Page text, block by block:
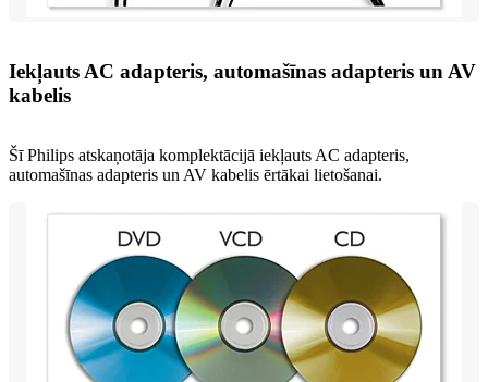
Iekļauts AC adapteris, automašīnas adapteris un AV
kabelis
Šī Philips atskaņotāja komplektācijā iekļauts AC adapteris,
automašīnas adapteris un AV kabelis ērtākai lietošanai.